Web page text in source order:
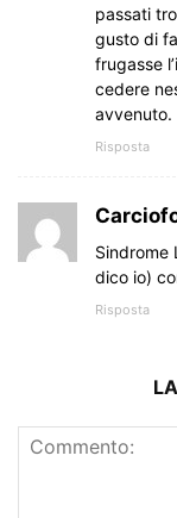
passati
gusto di
frugasse
cedere
avvenuto.
Risposta
Sindrome
dico io)
Risposta